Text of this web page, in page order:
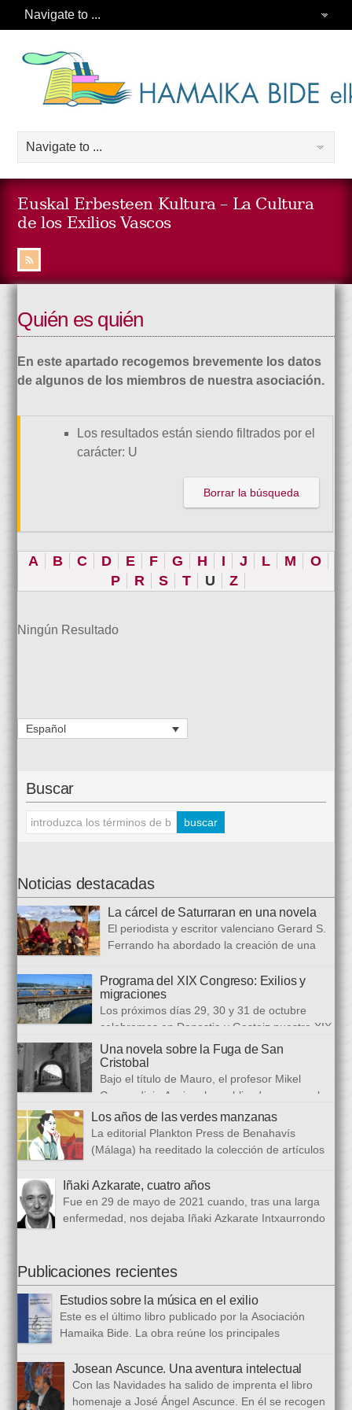
Euskal Erbesteen Kultura – La Cultura
de los Exilios Vascos
Quién es quién
En este apartado recogemos brevemente los datos
de algunos de los miembros de nuestra asociación.
Los resultados están siendo filtrados por el
carácter: U
Borrar la búsqueda
A B C D E F G H I J L M
O
P
R S T U Z
Ningún Resultado
Español
Buscar
Noticias destacadas
La cárcel de Saturraran en una novela
El periodista y escritor valenciano Gerard S.
Ferrando ha abordado la creación de una
realidad actual, con numerosas referencias al pasado. El ciclo
se inició en 2024 con Cariño, soy un iai@flauta, continuó en
2025 con Los abrazos aplazados y finalizará con Las
ausencias que heredamos, directamente ligada […]
Programa del XIX Congreso: Exilios y
migraciones
Los próximos días 29, 30 y 31 de octubre
celebramos en Donostia y Gasteiz nuestro XIX
congreso internacional, con especialistas de muy diversas
universidades y procedencias. En esta ocasión se trata de
establecer paralelismos entre los fugitivos de la Guerra Civil
española y estos otros hombres y mujeres que arriban a
nuestro país desde territorios […]
Una novela sobre la Fuga de San
Cristobal
Bajo el título de Mauro, el profesor Mikel
Guerendiain Azpiroz ha publicado una novela
histórica en castellano en la que ficciona los sucesos de la
tristemente fuga del fuerte de San Cristobal, en el monte
Ezkaba, una de las mayores evasiones carcelarias de Europa,
que se convirtió en un auténtico baño de sangre: 206
republicanos […]
Los años de las verdes manzanas
La editorial Plankton Press de Benahavís
(Málaga) ha reeditado la colección de artículos
de las verdes manzanas” Cecilia García de Guilarte publicó del
1 de marzo al 24 de octubre de 1968, en el periódico franquista
La Voz de España. Esta colección, dieciséis artículos, había
sido parcialmente […]
Iñaki Azkarate, cuatro años
Fue en 29 de mayo de 2021 cuando, tras una larga
enfermedad, nos dejaba Iñaki Azkarate Intxaurrondo
desde sus mismos inicios. Entre nosotros dejó el recuerdo de
una persona trabajadora y comprometida, que huía de
protagonismos y cargos oficiales. Sus aficiones […]
Publicaciones recientes
Estudios sobre la música en el exilio
Este es el último libro publicado por la Asociación
Hamaika Bide. La obra reúne los principales
celebrado en 2023. Bajo ese epígrafe se han recogido un total
de dieciséis ponencias. El libro se ha estructurado en tres
bloques. En el primero se analizan aspectos generales del arte
Josean Ascunce. Una aventura intelectual
Con las Navidades ha salido de imprenta el libro
homenaje a José Ángel Ascunce. En él se recogen